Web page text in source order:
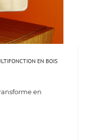
EN BOIS
en